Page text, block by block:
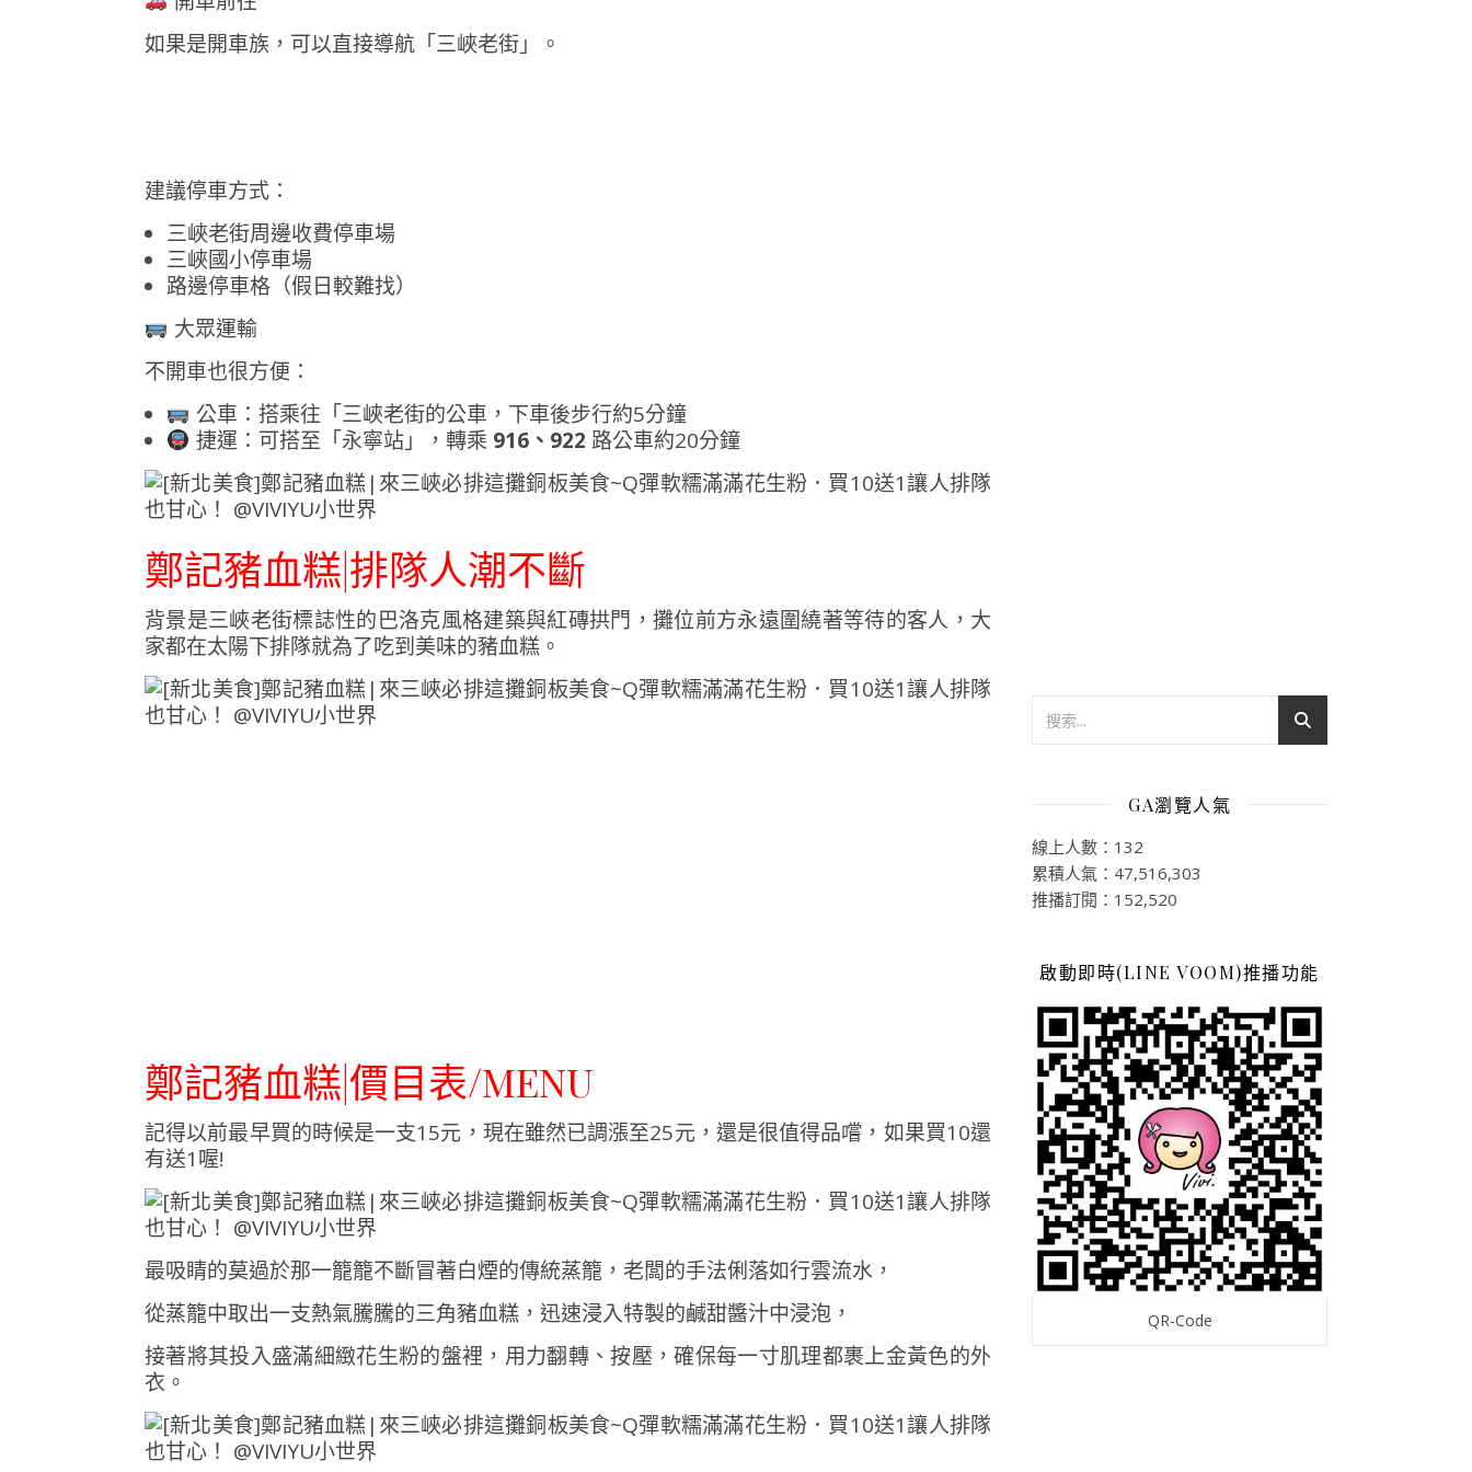
如果是開車族，可以直接導航「三峽老街」。
建議停車方式：
三峽老街周邊收費停車場
三峽國小停車場
路邊停車格（假日較難找）
大眾運輸
不開車也很方便：
公車：搭乘往「三峽老街的公車，下車後步行約5分鐘
捷運：可搭至「永寧站」，轉乘 916、922 路公車約20分鐘
鄭記豬血糕|排隊人潮不斷
背景是三峽老街標誌性的巴洛克風格建築與紅磚拱門，攤位前方永遠圍繞著等待的客人，大
家都在太陽下排隊就為了吃到美味的豬血糕。
鄭記豬血糕|價目表/MENU
記得以前最早買的時候是一支15元，現在雖然已調漲至25元，還是很值得品嚐，如果買10還
有送1喔!
最吸睛的莫過於那一籠籠不斷冒著白煙的傳統蒸籠，老闆的手法俐落如行雲流水，
從蒸籠中取出一支熱氣騰騰的三角豬血糕，迅速浸入特製的鹹甜醬汁中浸泡，
接著將其投入盛滿細緻花生粉的盤裡，用力翻轉、按壓，確保每一寸肌理都裹上金黃色的外
衣。
GA瀏覽人氣
線上人數：132
累積人氣：47,516,303
推播訂閱：152,520
啟動即時(LINE VOOM)推播功能
QR-Code